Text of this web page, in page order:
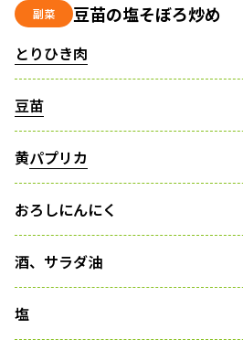
副菜 豆苗の塩そぼろ炒め
とりひき肉
豆苗
黄パプリカ
おろしにんにく
酒、サラダ油
塩